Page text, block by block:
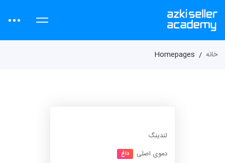
خانه Homepages
لندینگ
دموی اصلی
داغ